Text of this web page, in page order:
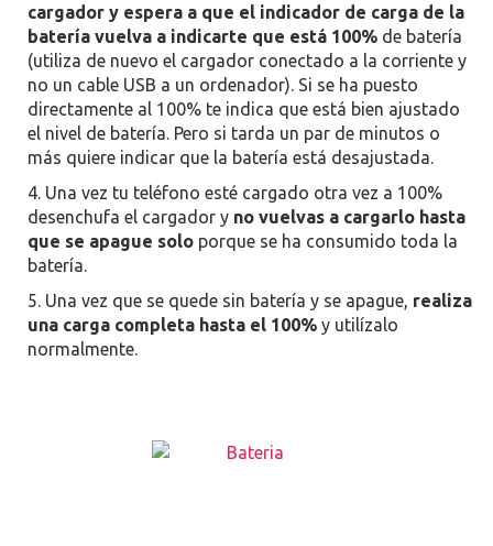
cargador y espera a que el indicador de carga de la
batería vuelva a indicarte que está 100% de batería
(utiliza de nuevo el cargador conectado a la corriente y
no un cable USB a un ordenador). Si se ha puesto
directamente al 100% te indica que está bien ajustado
el nivel de batería. Pero si tarda un par de minutos o
más quiere indicar que la batería está desajustada.
Una vez tu teléfono esté cargado otra vez a 100%
desenchufa el cargador y no vuelvas a cargarlo hasta
que se apague solo porque se ha consumido toda la
batería.
Una vez que se quede sin batería y se apague, realiza
una carga completa hasta el 100% y utilízalo
normalmente.